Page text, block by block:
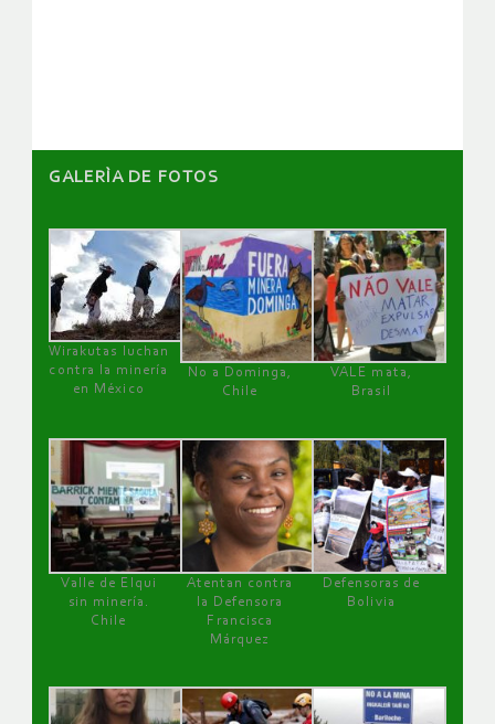
GALERÌA DE FOTOS
Wirakutas luchan
contra la minería
en México
No a Dominga,
Chile
VALE mata,
Brasil
Valle de Elqui
sin minería.
Chile
Atentan contra
la Defensora
Francisca
Márquez
Defensoras de
Bolivia